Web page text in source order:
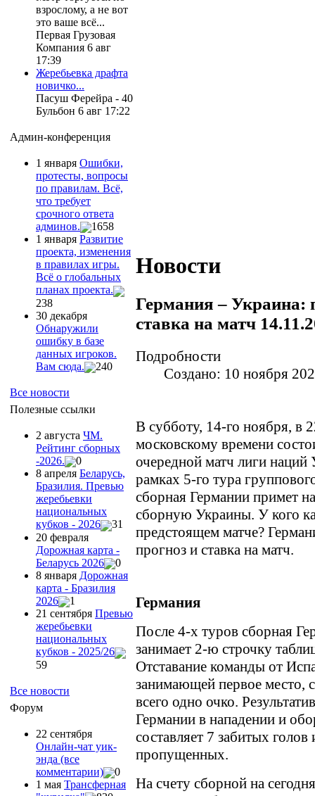
взрослому, а не вот
это ваше всё...
Первая Грузовая
Компания 6 авг
17:39
Жеребьевка драфта
новичко...
Пасуш Ферейра - 40
Бульбон 6 авг 17:22
Админ-конференция
1 января Ошибки,
протесты, вопросы
по правилам. Всё,
что требует
срочного ответа
админов.
1658
1 января Развитие
проекта, изменения
в правилах игры.
Всё о глобальных
планах проекта.
238
30 декабря
Обнаружили
ошибку в базе
данных игроков.
Вам сюда.
240
Все новости
Полезные ссылки
2 августа ЧМ.
Рейтинг сборных
-2026.
0
8 апреля Беларусь,
Бразилия. Превью
жеребьевки
национальных
кубков - 2026
31
20 февраля
Дорожная карта -
Беларусь 2026
0
8 января Дорожная
карта - Бразилия
2026
1
21 сентября Превью
жеребьевки
национальных
кубков - 2025/26
59
Все новости
Форум
22 сентября
Онлайн-чат уик-
энда (все
комментарии)
0
1 мая Трансферная
Новости
Германия – Украина:
ставка на матч
Подробности
Создано: 10 ноября
В субботу, 14-го ноября, в
московскому времени
очередной матч лиги
рамках 5-го тура
сборная Германии примет
сборную Украины. У кого
предстоящем матче?
прогноз и ставка на матч.
Германия
После 4-х туров сборная
занимает 2-ю строчку
Отставание команды от
занимающей первое место,
всего одно очко.
Германии в нападении и
составляет 7 забитых голов
пропущенных.
На счету сборной на